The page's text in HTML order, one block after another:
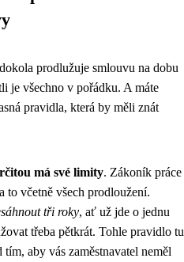
prodlužuje smlouvu na dobu
je všechno v pořádku. A máte
pravidla, která by měli znát
má své limity. Zákoník práce
to včetně všech prodloužení.
tři roky, ať už jde o jednu
třeba pětkrát. Tohle pravidlo tu
aby vás zaměstnavatel neměl